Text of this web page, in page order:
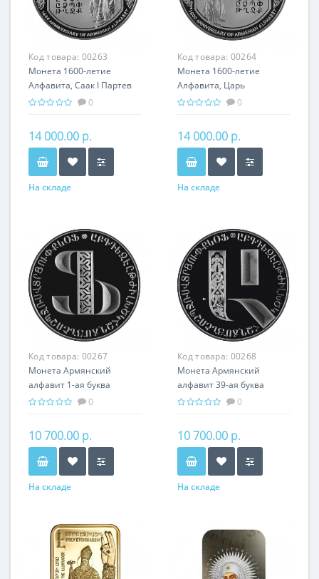
Код товара: 00263
Монета 1600-летие
Алфавита, Саак I Партев
серебро 31.10 гр - подарок
0
14 000.00 р.
На складе
Код товара: 00264
Монета 1600-летие
Алфавита, Царь
Врамшапуг серебро 31.10
Армении
0
14 000.00 р.
На складе
Код товара: 00267
Монета Армянский
алфавит 1-ая буква
серебро 15.55 гр - подарок
0
10 700.00 р.
На складе
Код товара: 00268
Монета Армянский
алфавит 39-ая буква
серебро 15.55 гр - подарок
0
10 700.00 р.
На складе